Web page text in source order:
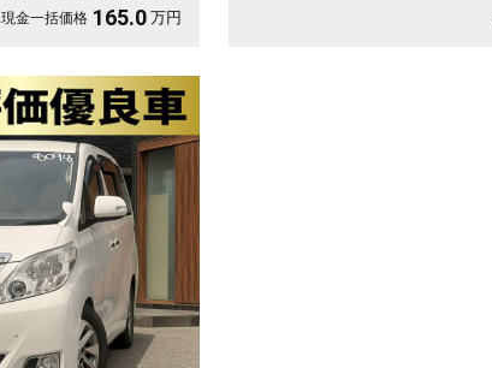
現金一括価格 165.0 万円